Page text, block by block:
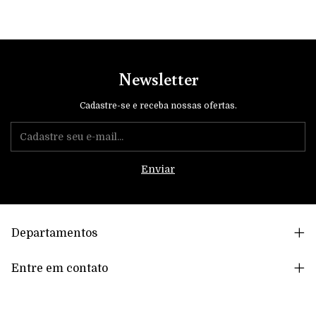
Newsletter
Cadastre-se e receba nossas ofertas.
Departamentos
Entre em contato